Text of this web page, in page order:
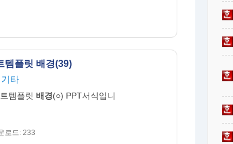
템플릿 배경(39)
기타
템플릿 배경(○) PPT서식입니
로드: 233